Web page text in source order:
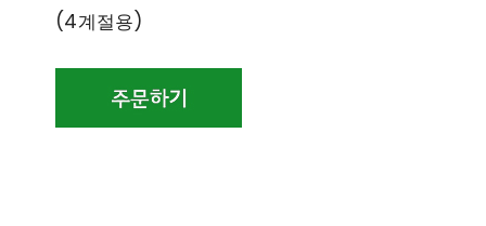
(4계절용)